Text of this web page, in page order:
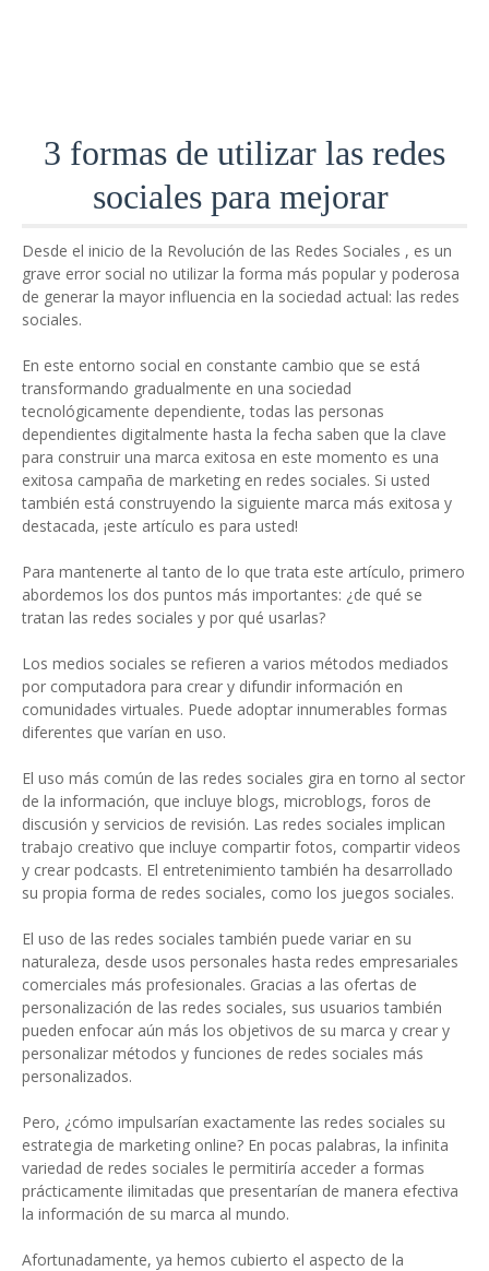
3 formas de utilizar las redes
sociales para mejorar
Desde el inicio de la Revolución de las Redes Sociales , es un
grave error social no utilizar la forma más popular y poderosa
de generar la mayor influencia en la sociedad actual: las redes
sociales.
En este entorno social en constante cambio que se está
transformando gradualmente en una sociedad
tecnológicamente dependiente, todas las personas
dependientes digitalmente hasta la fecha saben que la clave
para construir una marca exitosa en este momento es una
exitosa campaña de marketing en redes sociales. Si usted
también está construyendo la siguiente marca más exitosa y
destacada, ¡este artículo es para usted!
Para mantenerte al tanto de lo que trata este artículo, primero
abordemos los dos puntos más importantes: ¿de qué se
tratan las redes sociales y por qué usarlas?
Los medios sociales se refieren a varios métodos mediados
por computadora para crear y difundir información en
comunidades virtuales. Puede adoptar innumerables formas
diferentes que varían en uso.
El uso más común de las redes sociales gira en torno al sector
de la información, que incluye blogs, microblogs, foros de
discusión y servicios de revisión. Las redes sociales implican
trabajo creativo que incluye compartir fotos, compartir videos
y crear podcasts. El entretenimiento también ha desarrollado
su propia forma de redes sociales, como los juegos sociales.
El uso de las redes sociales también puede variar en su
naturaleza, desde usos personales hasta redes empresariales
comerciales más profesionales. Gracias a las ofertas de
personalización de las redes sociales, sus usuarios también
pueden enfocar aún más los objetivos de su marca y crear y
personalizar métodos y funciones de redes sociales más
personalizados.
Pero, ¿cómo impulsarían exactamente las redes sociales su
estrategia de marketing online? En pocas palabras, la infinita
variedad de redes sociales le permitiría acceder a formas
prácticamente ilimitadas que presentarían de manera efectiva
la información de su marca al mundo.
Afortunadamente, ya hemos cubierto el aspecto de la